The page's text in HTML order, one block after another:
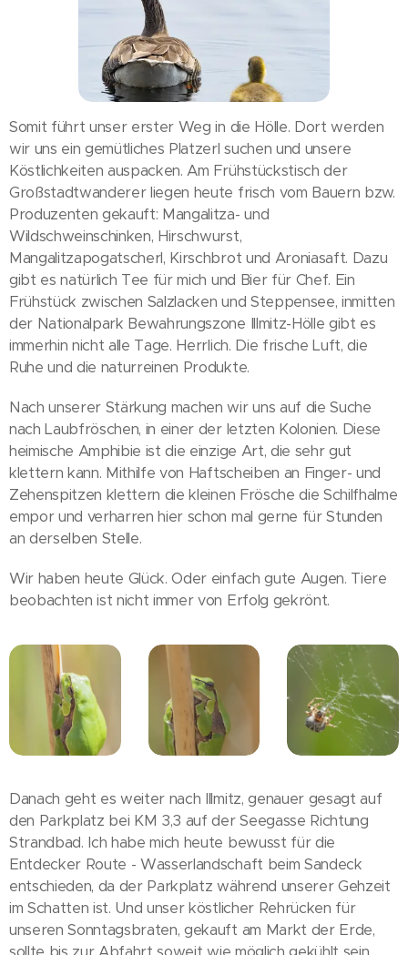
Somit führt unser erster Weg in die Hölle. Dort werden
wir uns ein gemütliches Platzerl suchen und unsere
Köstlichkeiten auspacken. Am Frühstückstisch der
Großstadtwanderer liegen heute frisch vom Bauern bzw.
Produzenten gekauft: Mangalitza- und
Wildschweinschinken, Hirschwurst,
Mangalitzapogatscherl, Kirschbrot und Aroniasaft. Dazu
gibt es natürlich Tee für mich und Bier für Chef. Ein
Frühstück zwischen Salzlacken und Steppensee, inmitten
der Nationalpark Bewahrungszone Illmitz-Hölle gibt es
immerhin nicht alle Tage. Herrlich. Die frische Luft, die
Ruhe und die naturreinen Produkte.
Nach unserer Stärkung machen wir uns auf die Suche
nach Laubfröschen, in einer der letzten Kolonien. Diese
heimische Amphibie ist die einzige Art, die sehr gut
klettern kann. Mithilfe von Haftscheiben an Finger- und
Zehenspitzen klettern die kleinen Frösche die Schilfhalme
empor und verharren hier schon mal gerne für Stunden
an derselben Stelle.
Wir haben heute Glück. Oder einfach gute Augen. Tiere
beobachten ist nicht immer von Erfolg gekrönt.
Danach geht es weiter nach Illmitz, genauer gesagt auf
den Parkplatz bei KM 3,3 auf der Seegasse Richtung
Strandbad. Ich habe mich heute bewusst für die
Entdecker Route - Wasserlandschaft beim Sandeck
entschieden, da der Parkplatz während unserer Gehzeit
im Schatten ist. Und unser köstlicher Rehrücken für
unseren Sonntagsbraten, gekauft am Markt der Erde,